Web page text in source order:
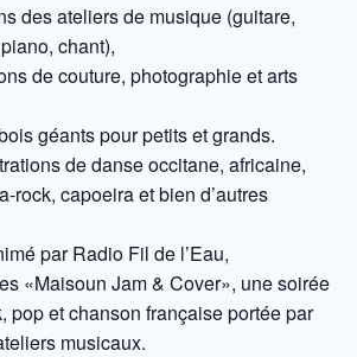
des ateliers de musique (guitare,
chant),
de couture, photographie et arts
géants pour petits et grands.
de danse occitane, africaine,
rock, capoeira et bien d’autres
par Radio Fil de l’Eau,
«Maisoun Jam & Cover», une soirée
pop et chanson française portée par
musicaux.